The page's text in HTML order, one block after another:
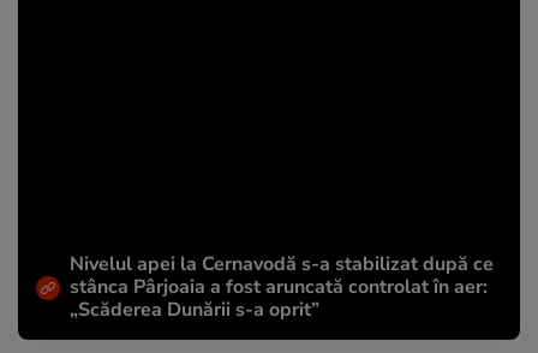
Nivelul apei la Cernavodă s-a stabilizat după ce
stânca Pârjoaia a fost aruncată controlat în aer:
„Scăderea Dunării s-a oprit”